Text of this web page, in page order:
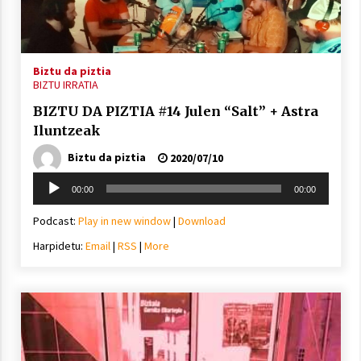
inguruko tailerraren audioa
2021/11/25
eta ondoren zer?
2021/11/12
Arrosaren IX. Topaketak – Mila
esker guztioi!
2021/11/11
Biztu da piztia
BIZTU IRRATIA
BIZTU DA PIZTIA #14 Julen “Salt” + Astra
Iluntzeak
Biztu da piztia
2020/07/10
Soinu
erreproduzigailua
00:00 00:00
Podcast: Play in new window| Download
Harpidetu: Email| RSS | More